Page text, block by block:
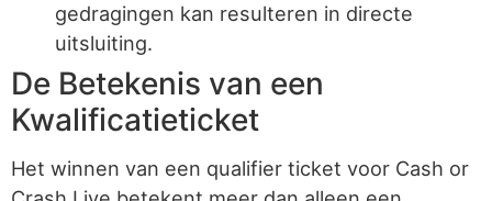
gedragingen kan resulteren in directe
uitsluiting.
De Betekenis van een
Kwalificatieticket
Het winnen van een qualifier ticket voor Cash or